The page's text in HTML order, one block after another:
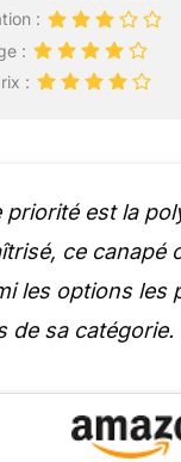
:
:
:
priorité est la
ce canapé
les options les
de sa catégorie.